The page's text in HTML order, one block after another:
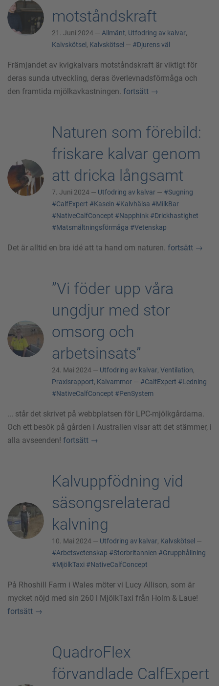
motståndskraft
21. Juni 2024 — Allmänt, Utfodring av kalvar,
Kalvskötsel , Kalvskötsel — #Djurens väl
Främjandet av kvigkalvars motståndskraft är viktigt för
deras sunda utveckling, deras överlevnadsförmåga och
den framtida mjölkavkastningen. fortsätt →
Naturen som förebild:
friskare kalvar genom
att dricka långsamt
7. Juni 2024 — Utfodring av kalvar — #Sugning
#CalfExpert #Kasein #Kalvhälsa #MilkBar
#NativeCalfConcept #Napphink #Drickhastighet
#Matsmältningsförmåga #Vetenskap
Det är alltid en bra idé att ta hand om naturen. fortsätt →
”Vi föder upp våra
ungdjur med stor
omsorg och
arbetsinsats”
24. Mai 2024 — Utfodring av kalvar, Ventilation,
Praxisrapport, Kalvammor — #CalfExpert #Ledning
#NativeCalfConcept #PenSystem
... står det skrivet på webbplatsen för LPC-mjölkgårdarna.
Och ett besök på gården i Australien visar att det stämmer, i
alla avseenden! fortsätt →
Kalvuppfödning vid
säsongsrelaterad
kalvning
10. Mai 2024 — Utfodring av kalvar, Kalvskötsel —
#Arbetsvetenskap #Storbritannien #Grupphållning
#MjölkTaxi #NativeCalfConcept
På Rhoshill Farm i Wales möter vi Lucy Allison, som är
mycket nöjd med sin 260 l MjölkTaxi från Holm & Laue!
fortsätt →
QuadroFlex
förvandlade CalfExpert